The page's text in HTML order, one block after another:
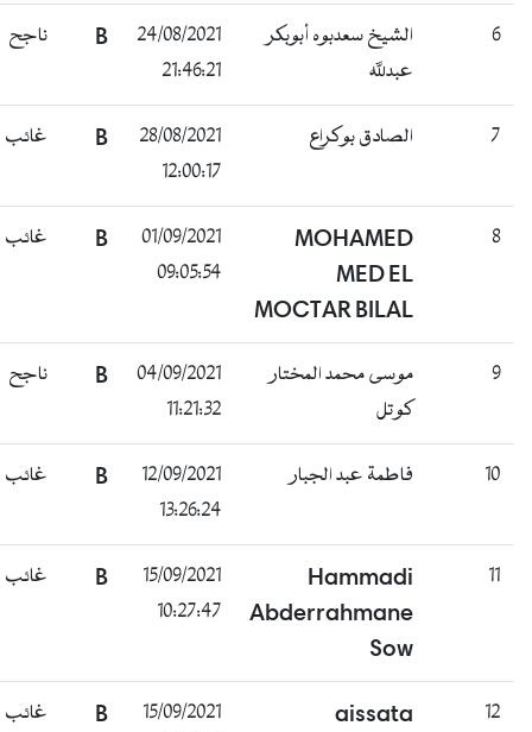
الشيخ سعدبوه أبوبكر
عبدلله
24/08/2021
21:46:21
B ناجح
الصادق بوكراع
28/08/2021
12:00:17
B غائب
MOHAMED
MED EL
MOCTAR BILAL
01/09/2021
09:05:54
B غائب
موسى محمد المختار
كوتل
04/09/2021
11:21:32
B ناجح
10 فاطمة عبد الجبار
12/09/2021
13:26:24
B غائب
11
Hammadi
Abderrahmane
Sow
15/09/2021
10:27:47
B غائب
12
aissata
15/09/2021
B غائب